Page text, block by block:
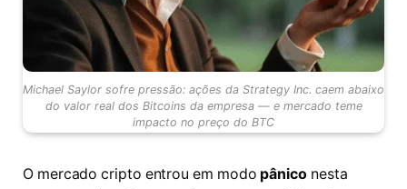
Michael Saylor sofre pressão: ações da Strategy Inc. caem abaixo
do valor real dos Bitcoins da empresa — e mercado teme
impacto no preço do BTC
O mercado cripto entrou em modo pâniconesta